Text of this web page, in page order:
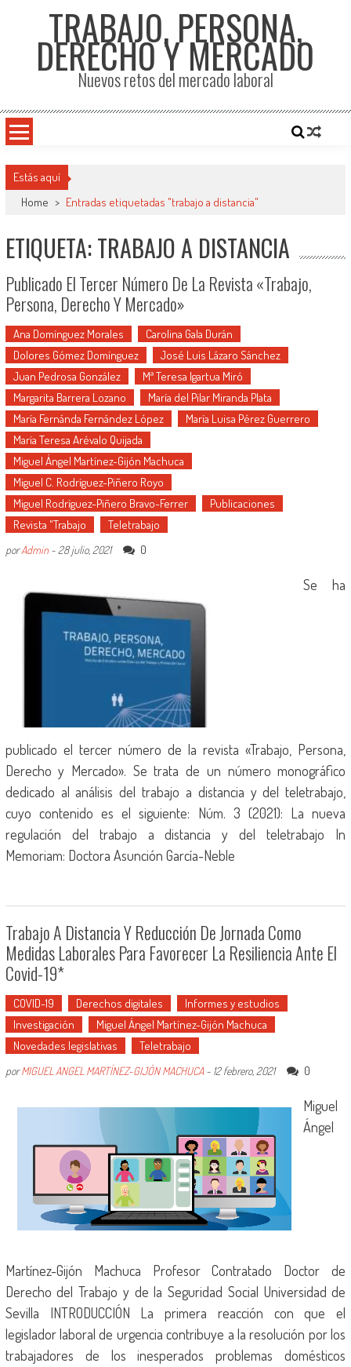
TRABAJO, PERSONA,
DERECHO Y MERCADO
Nuevos retos del mercado laboral
Estás aquí
Home > Entradas etiquetadas "trabajo a distancia"
ETIQUETA: TRABAJO A DISTANCIA
Publicado El Tercer Número De La Revista «Trabajo,
Persona, Derecho Y Mercado»
Ana Domínguez Morales
Carolina Gala Durán
Dolores Gómez Domínguez
José Luis Lázaro Sánchez
Juan Pedrosa González
Mª Teresa Igartua Miró
Margarita Barrera Lozano
María del Pilar Miranda Plata
María Fernánda Fernández López
María Luisa Pérez Guerrero
María Teresa Arévalo Quijada
Miguel Ángel Martínez-Gijón Machuca
Miguel C. Rodríguez-Piñero Royo
Miguel Rodríguez-Piñero Bravo-Ferrer
Publicaciones
Revista "Trabajo
Teletrabajo
porAdmin- 28 julio, 2021 0
Se ha
publicado el tercer número de la revista «Trabajo, Persona,
Derecho y Mercado». Se trata de un número monográfico
dedicado al análisis del trabajo a distancia y del teletrabajo,
cuyo contenido es el siguiente: Núm. 3 (2021): La nueva
regulación del trabajo a distancia y del teletrabajo In
Memoriam: Doctora Asunción García-Neble
Trabajo A Distancia Y Reducción De Jornada Como
Medidas Laborales Para Favorecer La Resiliencia Ante El
Covid-19*
COVID-19 Derechos digitales
Informes y estudios
Investigación
Miguel Ángel Martínez-Gijón Machuca
Novedades legislativas
Teletrabajo
porMIGUEL ANGEL MARTÍNEZ-GIJÓN MACHUCA- 12 febrero, 2021 0
Miguel
Ángel
Martínez-Gijón Machuca Profesor Contratado Doctor de
Derecho del Trabajo y de la Seguridad Social Universidad de
Sevilla INTRODUCCIÓN La primera reacción con que el
legislador laboral de urgencia contribuye a la resolución por los
trabajadores de los inesperados problemas domésticos